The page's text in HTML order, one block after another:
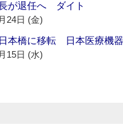
が退任へ ダイト
24日 (金)
本橋に移転 日本医療機
15日 (水)